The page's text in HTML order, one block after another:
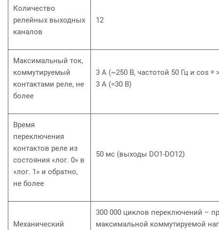
Количество
релейных выходных
каналов
12
Максимальный ток,
коммутируемый
контактами реле, не
более
3 А (~250 В, частотой 50 Гц и cos ᵠ
3 А (=30 В)
Время
переключения
контактов реле из
состояния «лог. 0» в
«лог. 1» и обратно,
не более
50 мс (выходы DО1-DО12)
Механический
300 000 циклов переключений –
максимальной коммутируемой